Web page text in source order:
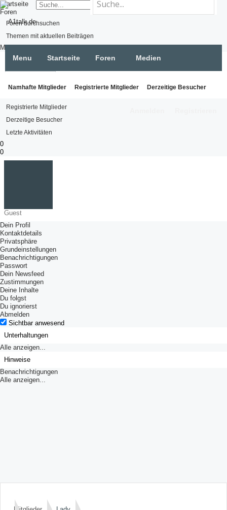
Startseite
Foren
Foren durchsuchen
Themen mit aktuellen Beiträgen
Medien
Medien suchen
Neue Medien
Mitglieder
Registrierte Mitglieder
Derzeitige Besucher
Letzte Aktivitäten
0
0
Guest
Dein Profil
Kontaktdetails
Privatsphäre
Grundeinstellungen
Benachrichtigungen
Passwort
Dein Newsfeed
Zustimmungen
Deine Inhalte
Du folgst
Du ignorierst
Abmelden
Sichtbar anwesend
Unterhaltungen
Alle anzeigen...
Hinweise
Benachrichtigungen
Alle anzeigen...
Menu Startseite Foren Medien
Mitglieder
Namhafte Mitglieder Registrierte Mitglieder Derzeitige Besucher
Letzte Aktivitäten